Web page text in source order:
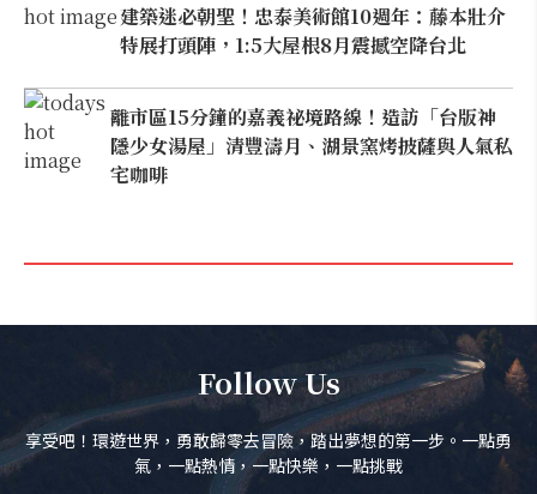
建築迷必朝聖！忠泰美術館10週年：藤本壯介
特展打頭陣，1:5大屋根8月震撼空降台北
離市區15分鐘的嘉義祕境路線！造訪「台版神
隱少女湯屋」清豐濤月、湖景窯烤披薩與人氣私
宅咖啡
Follow Us
享受吧！環遊世界，勇敢歸零去冒險，踏出夢想的第一步。一點勇
氣，一點熱情，一點快樂，一點挑戰